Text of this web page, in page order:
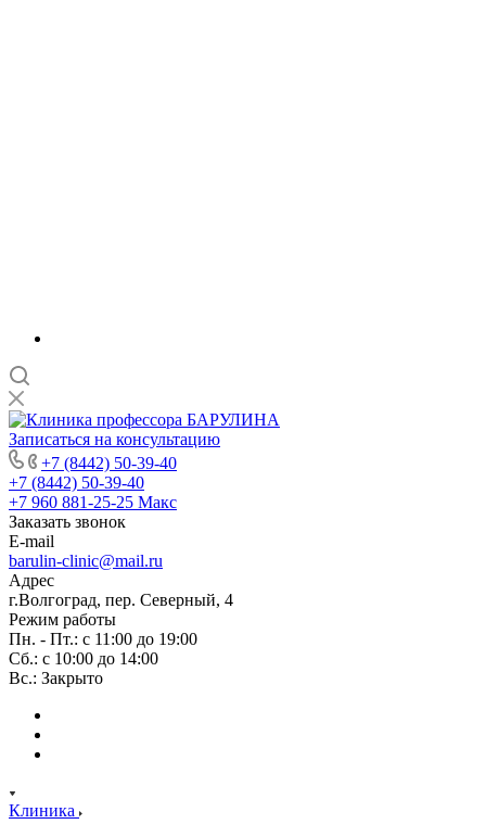
Записаться на консультацию
+7 (8442) 50-39-40
+7 (8442) 50-39-40
+7 960 881-25-25 Макс
Заказать звонок
E-mail
barulin-clinic@mail.ru
Адрес
г.Волгоград, пер. Северный, 4
Режим работы
Пн. - Пт.: с 11:00 до 19:00
Сб.: с 10:00 до 14:00
Вс.: Закрыто
Клиника